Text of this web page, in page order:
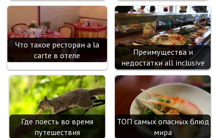
Что такое ресторан a la
carte в отеле
Преимущества и
недостатки all inclusive
Где поесть во время
путешествия
ТОП самых опасных блюд
мира